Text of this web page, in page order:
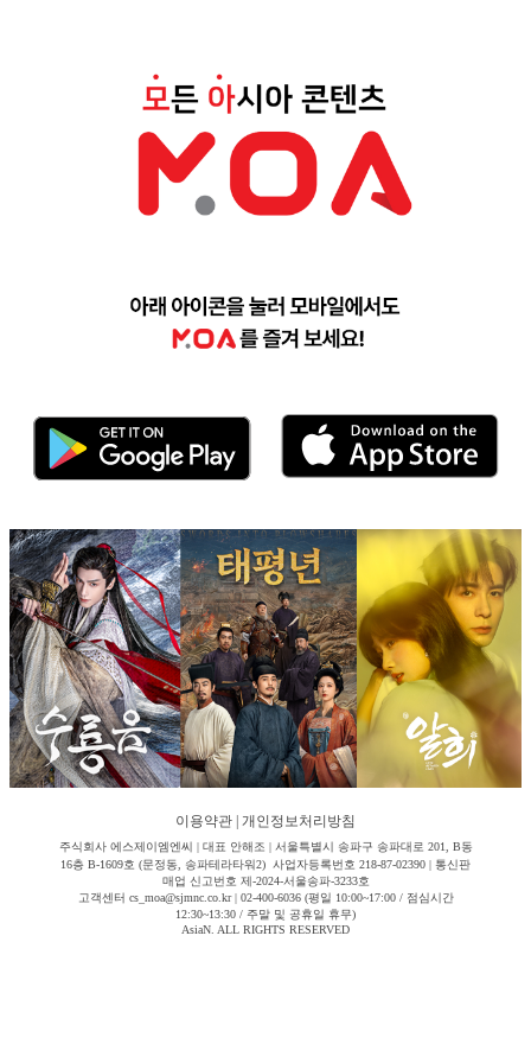
이용약관 개인정보처리방침
주식회사 에스제이엠엔씨 | 대표 안해조 | 서울특별시 송파구 송파대로 201, B동
16층 B-1609호 (문정동, 송파테라타워2) 사업자등록번호 218-87-02390 | 통신판
매업 신고번호 제-2024-서울송파-3233호
고객센터 cs_moa@sjmnc.co.kr | 02-400-6036 (평일 10:00~17:00 / 점심시간
12:30~13:30 / 주말 및 공휴일 휴무)
AsiaN. ALL RIGHTS RESERVED